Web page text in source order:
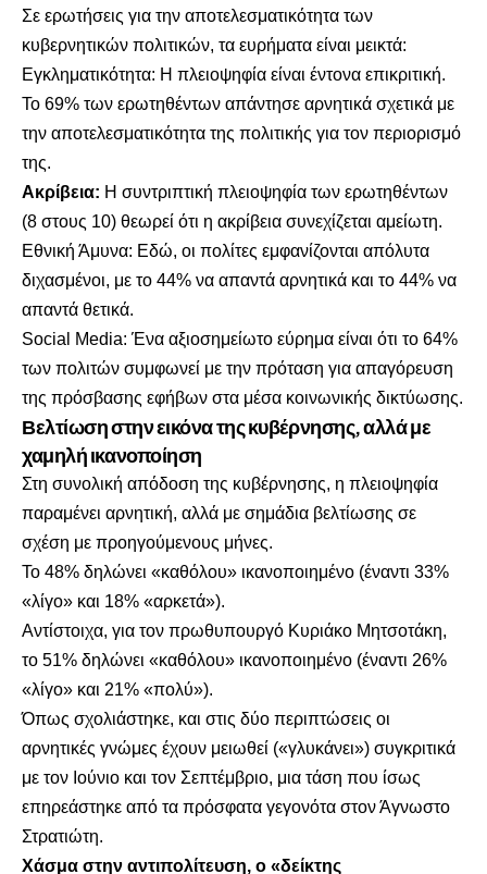
Σε ερωτήσεις για την αποτελεσματικότητα των
κυβερνητικών πολιτικών, τα ευρήματα είναι μεικτά:
Εγκληματικότητα: Η πλειοψηφία είναι έντονα επικριτική.
Το 69% των ερωτηθέντων απάντησε αρνητικά σχετικά με
την αποτελεσματικότητα της πολιτικής για τον περιορισμό
της.
Ακρίβεια: H συντριπτική πλειοψηφία των ερωτηθέντων
(8 στους 10) θεωρεί ότι η ακρίβεια συνεχίζεται αμείωτη.
Εθνική Άμυνα: Εδώ, οι πολίτες εμφανίζονται απόλυτα
διχασμένοι, με το 44% να απαντά αρνητικά και το 44% να
απαντά θετικά.
Social Media: Ένα αξιοσημείωτο εύρημα είναι ότι το 64%
των πολιτών συμφωνεί με την πρόταση για απαγόρευση
της πρόσβασης εφήβων στα μέσα κοινωνικής δικτύωσης.
Βελτίωση στην εικόνα της κυβέρνησης, αλλά με
χαμηλή ικανοποίηση
Στη συνολική απόδοση της κυβέρνησης, η πλειοψηφία
παραμένει αρνητική, αλλά με σημάδια βελτίωσης σε
σχέση με προηγούμενους μήνες.
Το 48% δηλώνει «καθόλου» ικανοποιημένο (έναντι 33%
«λίγο» και 18% «αρκετά»).
Αντίστοιχα, για τον πρωθυπουργό Κυριάκο Μητσοτάκη,
το 51% δηλώνει «καθόλου» ικανοποιημένο (έναντι 26%
«λίγο» και 21% «πολύ»).
Όπως σχολιάστηκε, και στις δύο περιπτώσεις οι
αρνητικές γνώμες έχουν μειωθεί («γλυκάνει») συγκριτικά
με τον Ιούνιο και τον Σεπτέμβριο, μια τάση που ίσως
επηρεάστηκε από τα πρόσφατα γεγονότα στον Άγνωστο
Στρατιώτη.
Χάσμα στην αντιπολίτευση, ο «δείκτης